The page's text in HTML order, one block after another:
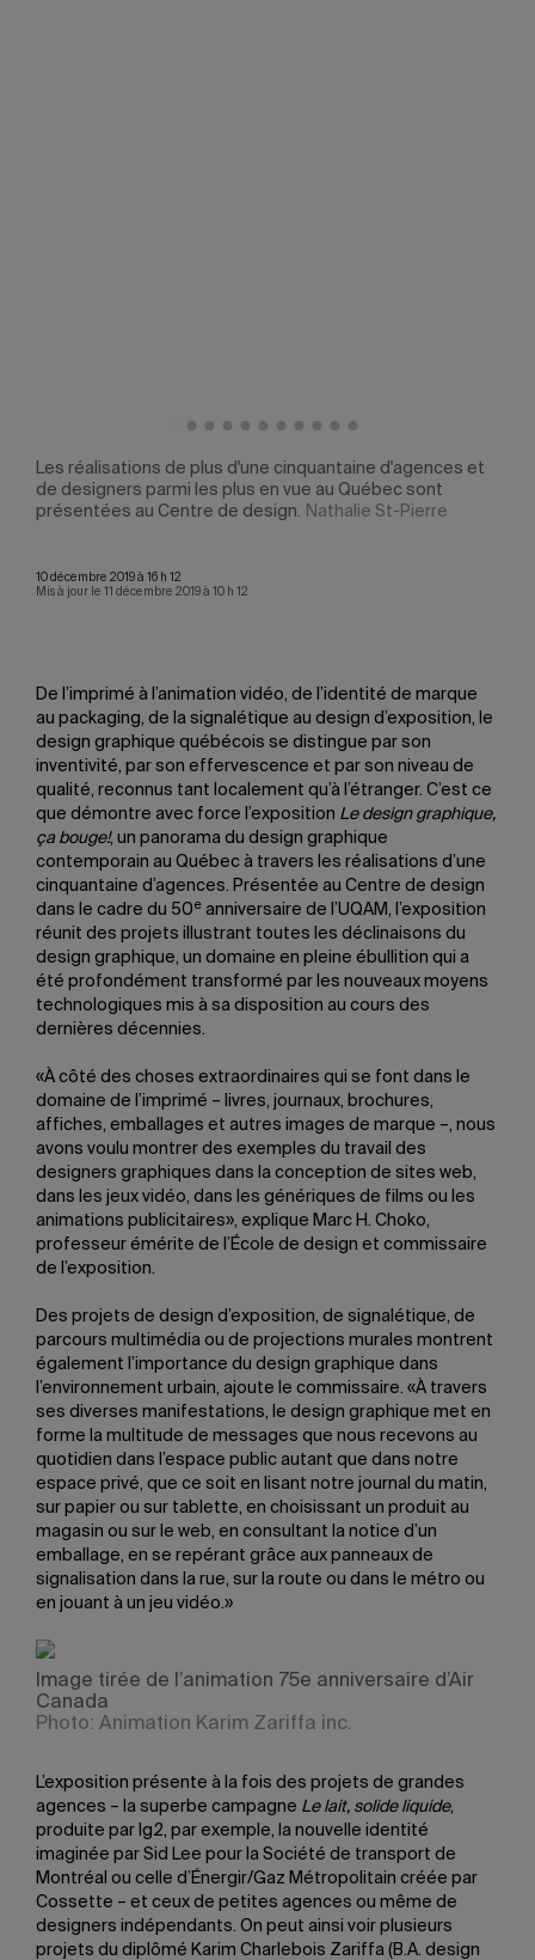
Les réalisations de plus d'une cinquantaine d'agences et
de designers parmi les plus en vue au Québec sont
présentées au Centre de design. Nathalie St-Pierre
10 décembre 2019 à 16 h 12
Mis à jour le 11 décembre 2019 à 10 h 12
De l’imprimé à l’animation vidéo, de l’identité de marque
au packaging, de la signalétique au design d’exposition, le
design graphique québécois se distingue par son
inventivité, par son effervescence et par son niveau de
qualité, reconnus tant localement qu’à l’étranger. C’est ce
que démontre avec force l’exposition Le design graphique,
ça bouge!, un panorama du design graphique
contemporain au Québec à travers les réalisations d’une
cinquantaine d’agences. Présentée au Centre de design
dans le cadre du 50 e anniversaire de l’UQAM, l’exposition
réunit des projets illustrant toutes les déclinaisons du
design graphique, un domaine en pleine ébullition qui a
été profondément transformé par les nouveaux moyens
technologiques mis à sa disposition au cours des
dernières décennies.
«À côté des choses extraordinaires qui se font dans le
domaine de l’imprimé – livres, journaux, brochures,
affiches, emballages et autres images de marque –, nous
avons voulu montrer des exemples du travail des
designers graphiques dans la conception de sites web,
dans les jeux vidéo, dans les génériques de films ou les
animations publicitaires», explique Marc H. Choko,
professeur émérite de l’École de design et commissaire
de l’exposition.
Des projets de design d’exposition, de signalétique, de
parcours multimédia ou de projections murales montrent
également l’importance du design graphique dans
l’environnement urbain, ajoute le commissaire. «À travers
ses diverses manifestations, le design graphique met en
forme la multitude de messages que nous recevons au
quotidien dans l’espace public autant que dans notre
espace privé, que ce soit en lisant notre journal du matin,
sur papier ou sur tablette, en choisissant un produit au
magasin ou sur le web, en consultant la notice d’un
emballage, en se repérant grâce aux panneaux de
signalisation dans la rue, sur la route ou dans le métro ou
en jouant à un jeu vidéo.»
Image tirée de l’animation 75e anniversaire d’Air
Canada
Photo: Animation Karim Zariffa inc.
L’exposition présente à la fois des projets de grandes
agences – la superbe campagne Le lait, solide liquide,
produite par lg2, par exemple, la nouvelle identité
imaginée par Sid Lee pour la Société de transport de
Montréal ou celle d’Énergir/Gaz Métropolitain créée par
Cossette – et ceux de petites agences ou même de
designers indépendants. On peut ainsi voir plusieurs
projets du diplômé Karim Charlebois Zariffa (B.A. design